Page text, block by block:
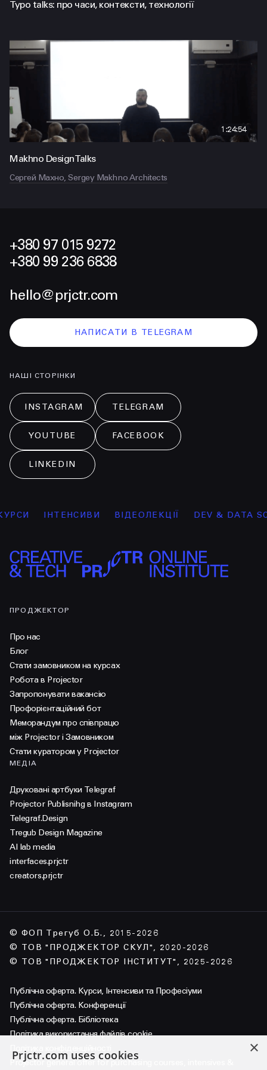
Typo talks: про часи, контексти, технології
1:24:54
Makhno Design Talks
Сергей Махно, Sergey Makhno Architects
+380 97 015 9272
+380 99 236 6838
hello@prjctr.com
НАПИСАТИ В TELEGRAM
НАШІ СТОРІНКИ
INSTAGRAM TELEGRAM
YOUTUBE FACEBOOK
LINKEDIN
ІНТЕНСИВИ ВІДЕОЛЕКЦІЇ DEV & DATA
ПРОДЖЕКТОР
Про нас
Блог
Стати замовником на курсах
Робота в Projector
Запропонувати вакансію
Профорієнтаційний бот
Меморандум про співпрацю
між Projector і Замовником
Стати куратором у Projector
МЕДІА
Друковані артбуки Telegraf
Projector Publisnihg в Instagram
Telegraf.Design
Tregub Design Magazine
AI lab media
interfaces.prjctr
creators.prjctr
© ФОП Трегуб О.Б., 2015-2026
© ТОВ "ПРОДЖЕКТОР СКУЛ", 2020-2026
© ТОВ "ПРОДЖЕКТОР ІНСТИТУТ", 2025-2026
Публічна оферта. Курси, Інтенсиви та Професіуми
Публічна оферта. Конференції
Публічна оферта. Бібліотека
Політика використання файлів cookie
Projector general offer for purchasing courses, intensives &
×
Prjctr.com uses cookies